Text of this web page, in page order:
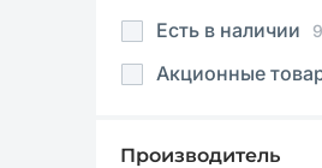
Есть в наличии
Акционные
Производитель